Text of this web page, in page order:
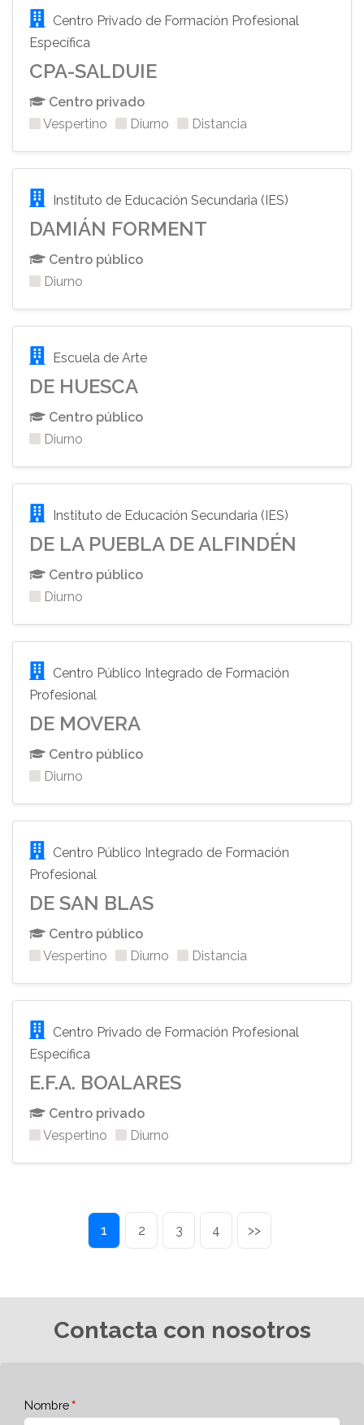
Centro Privado de Formación Profesional
Específica
CPA-SALDUIE
Centro privado
Vespertino
Diurno Distancia
Instituto de Educación Secundaria (IES)
DAMIÁN FORMENT
Centro público
Diurno
Escuela de Arte
DE HUESCA
Centro público
Diurno
Instituto de Educación Secundaria (IES)
DE LA PUEBLA DE ALFINDÉN
Centro público
Diurno
Centro Público Integrado de Formación
Profesional
DE MOVERA
Centro público
Diurno
Centro Público Integrado de Formación
Profesional
DE SAN BLAS
Centro público
Vespertino
Diurno Distancia
Centro Privado de Formación Profesional
Específica
E.F.A. BOALARES
Centro privado
Vespertino
Diurno
1 2 3 4 >>
Contacta con nosotros
Nombre